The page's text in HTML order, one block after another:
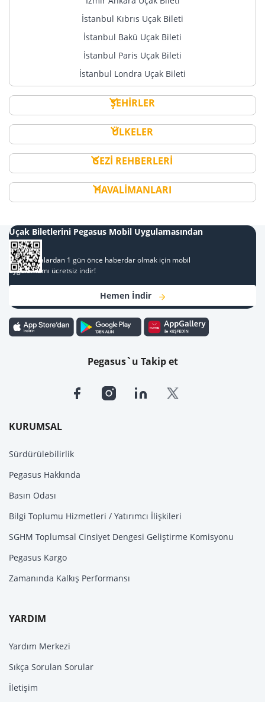
İstanbul Kıbrıs Uçak Bileti
İstanbul Bakü Uçak Bileti
İstanbul Paris Uçak Bileti
İstanbul Londra Uçak Bileti
ŞEHİRLER
ÜLKELER
GEZİ REHBERLERİ
HAVALİMANLARI
KURUMSAL
Sürdürülebilirlik
Pegasus Hakkında
Basın Odası
Bilgi Toplumu Hizmetleri / Yatırımcı İlişkileri
SGHM Toplumsal Cinsiyet Dengesi Geliştirme Komisyonu
Pegasus Kargo
Zamanında Kalkış Performansı
YARDIM
Yardım Merkezi
Sıkça Sorulan Sorular
İletişim
Uçak Biletlerini Pegasus Mobil Uygulamasından
Al
Kampanyalardan 1 gün önce haberdar olmak için mobil
uygulamamı ücretsiz indir!
Hemen İndir
Pegasus`u Takip et